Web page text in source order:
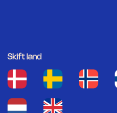
Skift land